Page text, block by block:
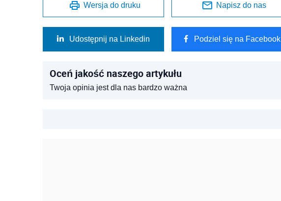
Wersja do druku Napisz do nas
Udostępnij na Linkedin Podziel się na Facebook
Oceń jakość naszego artykułu
Twoja opinia jest dla nas bardzo ważna